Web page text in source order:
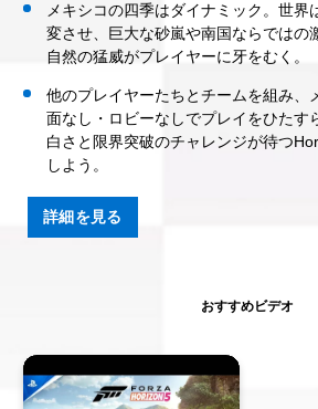
メキシコの四季はダイナミック。世界
変させ、巨大な砂嵐や南国ならではの
自然の猛威がプレイヤーに牙をむく。
他のプレイヤーたちとチームを組み、
面なし・ロビーなしでプレイをひたす
白さと限界突破のチャレンジが待つ
しよう。
詳細を見る
おすすめビデオ